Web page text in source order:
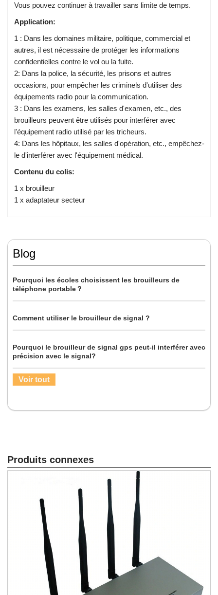
Vous pouvez continuer à travailler sans limite de temps.
Application:
1 : Dans les domaines militaire, politique, commercial et
autres, il est nécessaire de protéger les informations
confidentielles contre le vol ou la fuite.
2: Dans la police, la sécurité, les prisons et autres
occasions, pour empêcher les criminels d'utiliser des
équipements radio pour la communication.
3 : Dans les examens, les salles d'examen, etc., des
brouilleurs peuvent être utilisés pour interférer avec
l'équipement radio utilisé par les tricheurs.
4: Dans les hôpitaux, les salles d'opération, etc., empêchez-
le d'interférer avec l'équipement médical.
Contenu du colis:
1 x brouilleur
1 x adaptateur secteur
Blog
Pourquoi les écoles choisissent les brouilleurs de
téléphone portable？
Comment utiliser le brouilleur de signal ?
Pourquoi le brouilleur de signal gps peut-il interférer avec
précision avec le signal?
Voir tout
Produits connexes